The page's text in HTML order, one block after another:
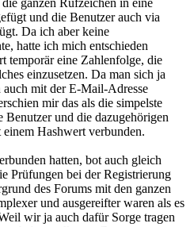
ganzen Rufzeichen in eine
und die Benutzer auch via
Da ich aber keine
hatte ich mich entschieden
temporär eine Zahlenfolge, die
einzusetzen. Da man sich ja
auch mit der E-Mail-Adresse
mir das als die simpelste
und die dazugehörigen
Hashwert verbunden.
hatten, bot auch gleich
Prüfungen bei der Registrierung
des Forums mit den ganzen
und ausgereifter waren als es
wir ja auch dafür Sorge tragen